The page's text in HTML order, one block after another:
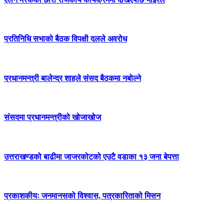
प्रतिनिधि सभाको बैठक विपक्षी दलले अवरोध
प्रधानमन्त्री बालेन्द्र शाहले संसद बैठकमा नबोल्ने
संसदमा प्रधानमन्त्रीको खोजाखोज
उत्तराखण्डको बाढीमा जाजरकोटको एउटै वडाका १३ जना बेपत्ता
प्रकाशकीयः जनमानसको विश्वास, पत्रकारिताको मिसन